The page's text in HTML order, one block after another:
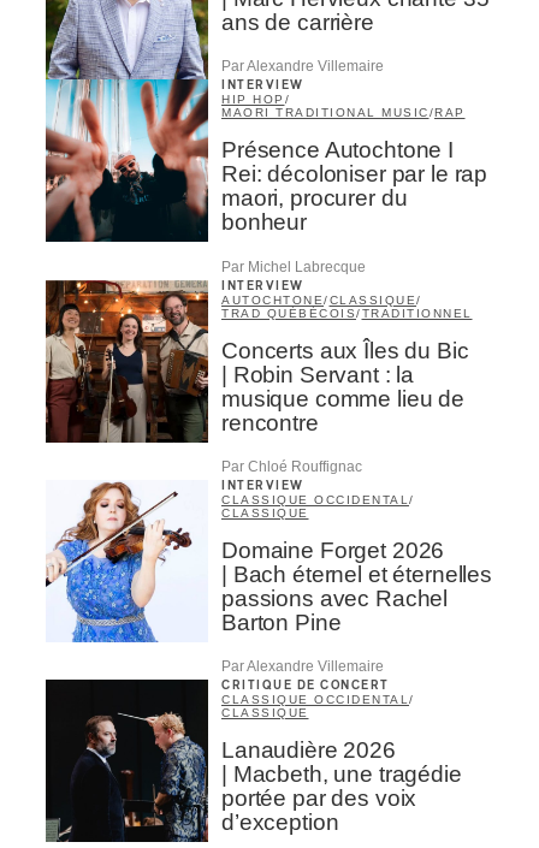
ans de carrière
Par Alexandre Villemaire
INTERVIEW
HIP HOP /
MAORI TRADITIONAL MUSIC/RAP
Présence Autochtone I
Rei: décoloniser par le rap
maori, procurer du
bonheur
Par Michel Labrecque
INTERVIEW
AUTOCHTONE/CLASSIQUE/
TRAD QUÉBÉCOIS/TRADITIONNEL
Concerts aux Îles du Bic
| Robin Servant : la
musique comme lieu de
rencontre
Par Chloé Rouffignac
INTERVIEW
CLASSIQUE OCCIDENTAL /
CLASSIQUE
Domaine Forget 2026
| Bach éternel et éternelles
passions avec Rachel
Barton Pine
Par Alexandre Villemaire
CRITIQUE DE CONCERT
CLASSIQUE OCCIDENTAL/
CLASSIQUE
Lanaudière 2026
| Macbeth, une tragédie
portée par des voix
d’exception